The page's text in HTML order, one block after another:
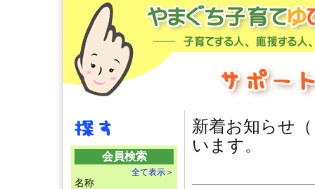
会員検索
全て表示＞
名称
新着お知らせ
います。